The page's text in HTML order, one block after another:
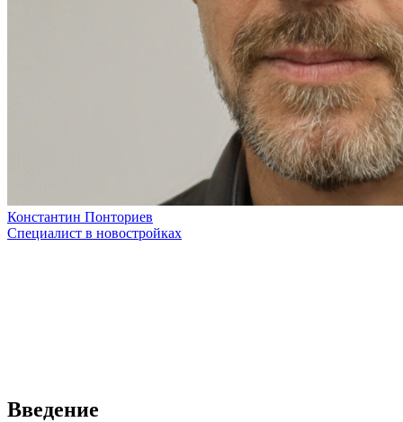
Константин Понториев
Специалист в новостройках
Введение